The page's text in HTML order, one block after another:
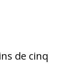
de cinq